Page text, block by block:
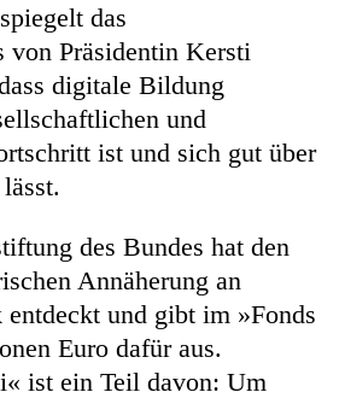
das
von Präsidentin Kersti
digitale Bildung
und
ist und sich gut über
des Bundes hat den
Annäherung an
und gibt im »Fonds
Euro dafür aus.
ist ein Teil davon: Um